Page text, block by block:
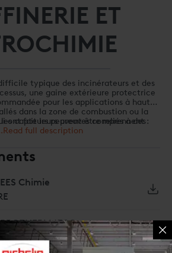
ET
typique des incinérateurs et des
une gaine extérieure protectrice
pour les applications à haute
dans la zone de combustion ou la
capteurs peuvent être reliés à des
un signal de 4-20 mA au système
ont fait leurs preuves comprennent :
sulfurique
thermique
full description
Chimie